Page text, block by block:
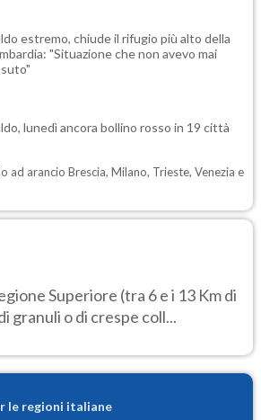
estremo, chiude il rifugio più alto della
"Situazione che non avevo mai
lunedì ancora bollino rosso in 19 città
ad arancio Brescia, Milano, Trieste, Venezia e
Superiore (tra 6 e i 13 Km di
granuli o di crespe coll...
le regioni italiane